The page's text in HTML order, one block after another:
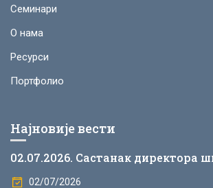
Семинари
О нама
Ресурси
Портфолио
Најновије вести
02.07.2026. Састанак директора
02/07/2026